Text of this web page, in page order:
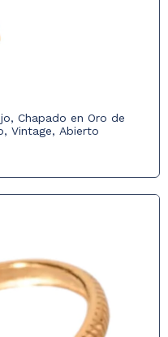
Chapado en Oro de
Vintage, Abierto